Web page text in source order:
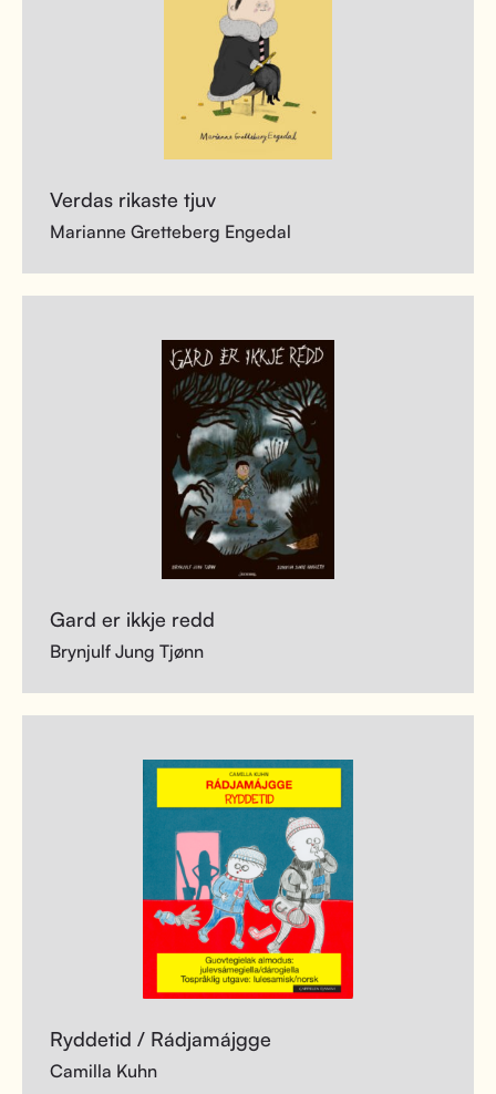
Verdas rikaste tjuv
Marianne Gretteberg Engedal
Gard er ikkje redd
Brynjulf Jung Tjønn
Ryddetid / Rádjamájgge
Camilla Kuhn